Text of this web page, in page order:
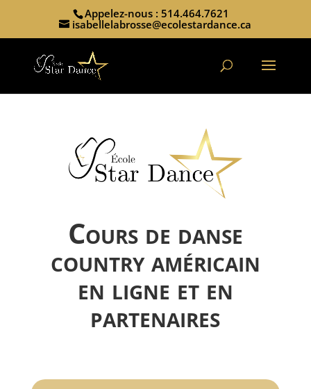
Appelez-nous : 514.464.7621
isabellelabrosse@ecolestardance.ca
Cours de danse
country américain
en ligne et en
partenaires